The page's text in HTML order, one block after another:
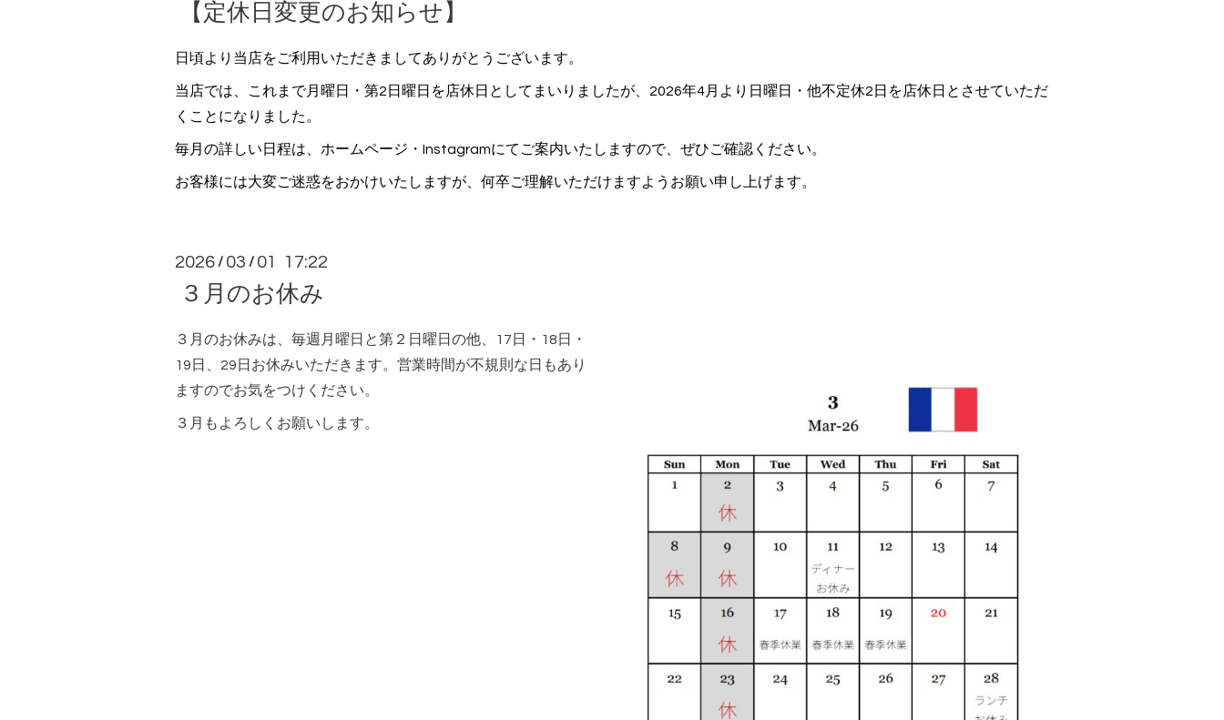
【定休日変更のお知らせ】
日頃より当店をご利用いただきましてありがとうございます。
当店では、これまで月曜日・第2日曜日を店休日としてまいりましたが、2026年4月より日曜日・ 他不定休2日を店休日とさせていただ
くことになりました。
毎月の詳しい日程は、ホームページ・Instagramにてご案内いたしますので、ぜひご確認ください。
お客様には大変ご迷惑をおかけいたしますが、何卒ご理解いただけますようお願い申し上げます。
2026 / 03 / 01 17:22
３月のお休み
３月のお休みは、毎週月曜日と第２日曜日の他、17日・18日・
19日、29日お休みいただきます。営業時間が不規則な日もあり
ますのでお気をつけください。
３月もよろしくお願いします。